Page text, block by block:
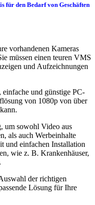
für den Bedarf von Geschäften
vorhandenen Kameras
müssen einen teuren VMS
und Aufzeichnungen
und günstige PC-
von 1080p von über
um sowohl Video aus
als auch Werbeinhalte
und einfachen Installation
wie z. B. Krankenhäuser,
der richtigen
Lösung für Ihre